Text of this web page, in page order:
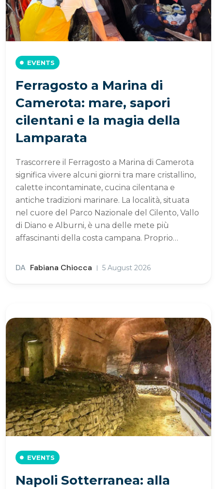
EVENTS
Ferragosto a Marina di
Camerota: mare, sapori
cilentani e la magia della
Lamparata
Trascorrere il Ferragosto a Marina di Camerota
significa vivere alcuni giorni tra mare cristallino,
calette incontaminate, cucina cilentana e
antiche tradizioni marinare. La località, situata
nel cuore del Parco Nazionale del Cilento, Vallo
di Diano e Alburni, è una delle mete più
affascinanti della costa campana. Proprio…
DA Fabiana Chiocca 5 August 2026
EVENTS
Napoli Sotterranea: alla